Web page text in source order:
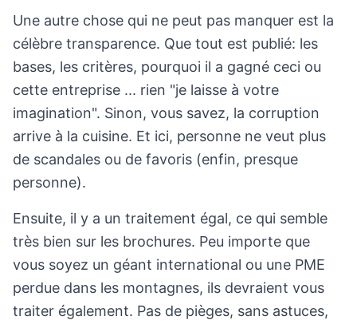
Une autre chose qui ne peut pas manquer est la
célèbre transparence. Que tout est publié: les
bases, les critères, pourquoi il a gagné ceci ou
cette entreprise ... rien "je laisse à votre
imagination". Sinon, vous savez, la corruption
arrive à la cuisine. Et ici, personne ne veut plus
de scandales ou de favoris (enfin, presque
personne).
Ensuite, il y a un traitement égal, ce qui semble
très bien sur les brochures. Peu importe que
vous soyez un géant international ou une PME
perdue dans les montagnes, ils devraient vous
traiter également. Pas de pièges, sans astuces,